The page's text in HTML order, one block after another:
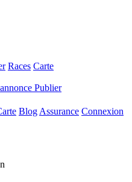
Races Carte
Publier
Blog Assurance Connexion